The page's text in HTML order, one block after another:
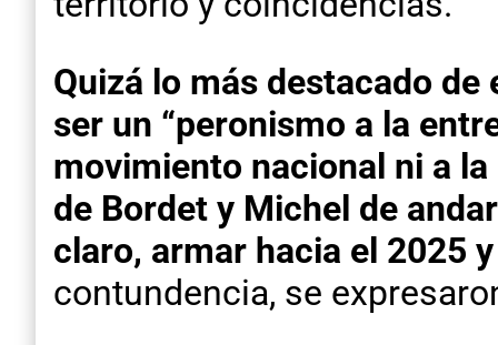
Quizá lo más destacado
ser un “peronismo a la
movimiento nacional ni a
de Bordet y Michel de
claro, armar hacia el 2025
contundencia, se